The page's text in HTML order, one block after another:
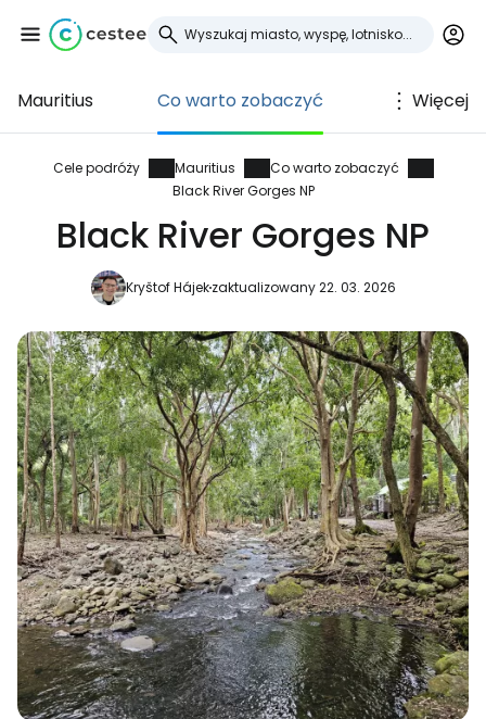
Mauritius Co warto zobaczyć Więcej
Cele podróży Mauritius
Co warto zobaczyć
Black River Gorges NP
Black River Gorges NP
Kryštof Hájekzaktualizowany 22. 03. 2026
Zaloguj się do
Cestee
... światowej społeczności podróżniczej
Kontynuuj z Google
Kontynuuj z Facebookiem
Kontynuuj z e-mailem